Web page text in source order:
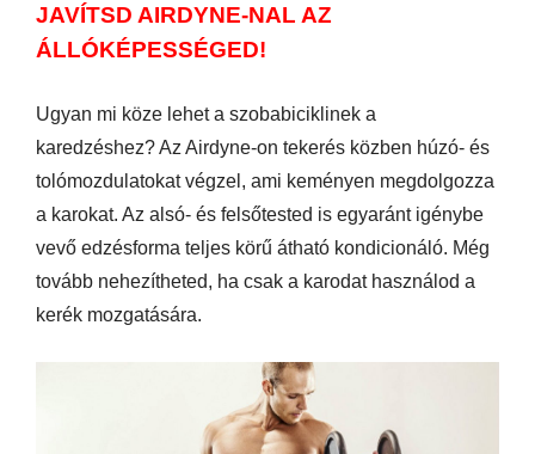
JAVÍTSD AIRDYNE-NAL AZ
ÁLLÓKÉPESSÉGED!
Ugyan mi köze lehet a szobabiciklinek a
karedzéshez? Az Airdyne-on tekerés közben húzó- és
tolómozdulatokat végzel, ami keményen megdolgozza
a karokat. Az alsó- és felsőtested is egyaránt igénybe
vevő edzésforma teljes körű átható kondicionáló. Még
tovább nehezítheted, ha csak a karodat használod a
kerék mozgatására.